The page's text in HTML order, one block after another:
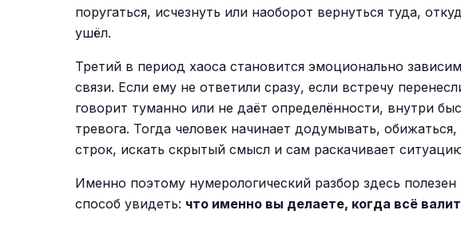
поругаться, исчезнуть или наоборот вернуться туда,
ушёл.
Третий в период хаоса становится эмоционально
связи. Если ему не ответили сразу, если встречу
говорит туманно или не даёт определённости, внутри
тревога. Тогда человек начинает додумывать,
строк, искать скрытый смысл и сам раскачивает
Именно поэтому нумерологический разбор здесь полезен
способ увидеть: что именно вы делаете, когда всё